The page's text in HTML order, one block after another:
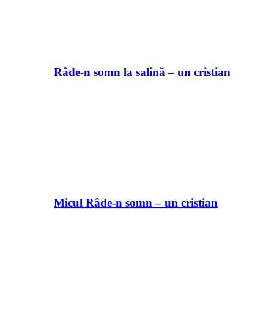
Râde-n somn la salină – un cristian
Micul Râde-n somn – un cristian